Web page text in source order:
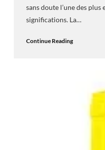
sans doute l’une des
significations. La…
Continue Reading